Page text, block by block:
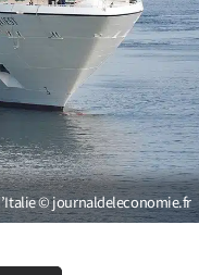
© journaldeleconomie.fr